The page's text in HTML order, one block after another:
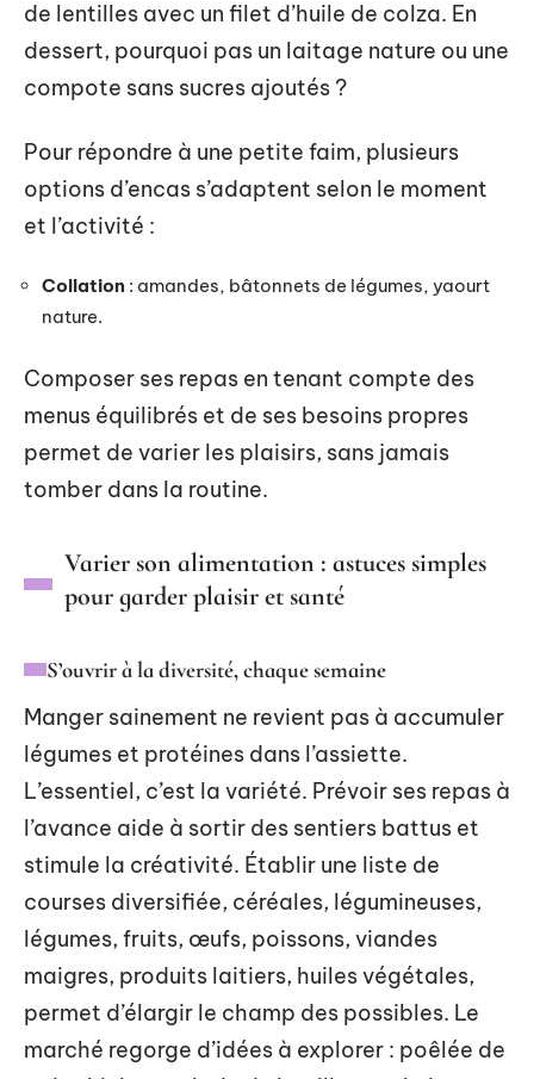
de lentilles avec un filet d’huile de colza. En
dessert, pourquoi pas un laitage nature ou une
compote sans sucres ajoutés ?
Pour répondre à une petite faim, plusieurs
options d’encas s’adaptent selon le moment
et l’activité :
Collation : amandes, bâtonnets de légumes, yaourt
nature.
Composer ses repas en tenant compte des
menus équilibrés et de ses besoins propres
permet de varier les plaisirs, sans jamais
tomber dans la routine.
Varier son alimentation : astuces simples
pour garder plaisir et santé
S’ouvrir à la diversité, chaque semaine
Manger sainement ne revient pas à accumuler
légumes et protéines dans l’assiette.
L’essentiel, c’est la variété. Prévoir ses repas à
l’avance aide à sortir des sentiers battus et
stimule la créativité. Établir une liste de
courses diversifiée, céréales, légumineuses,
légumes, fruits, œufs, poissons, viandes
maigres, produits laitiers, huiles végétales,
permet d’élargir le champ des possibles. Le
marché regorge d’idées à explorer : poêlée de